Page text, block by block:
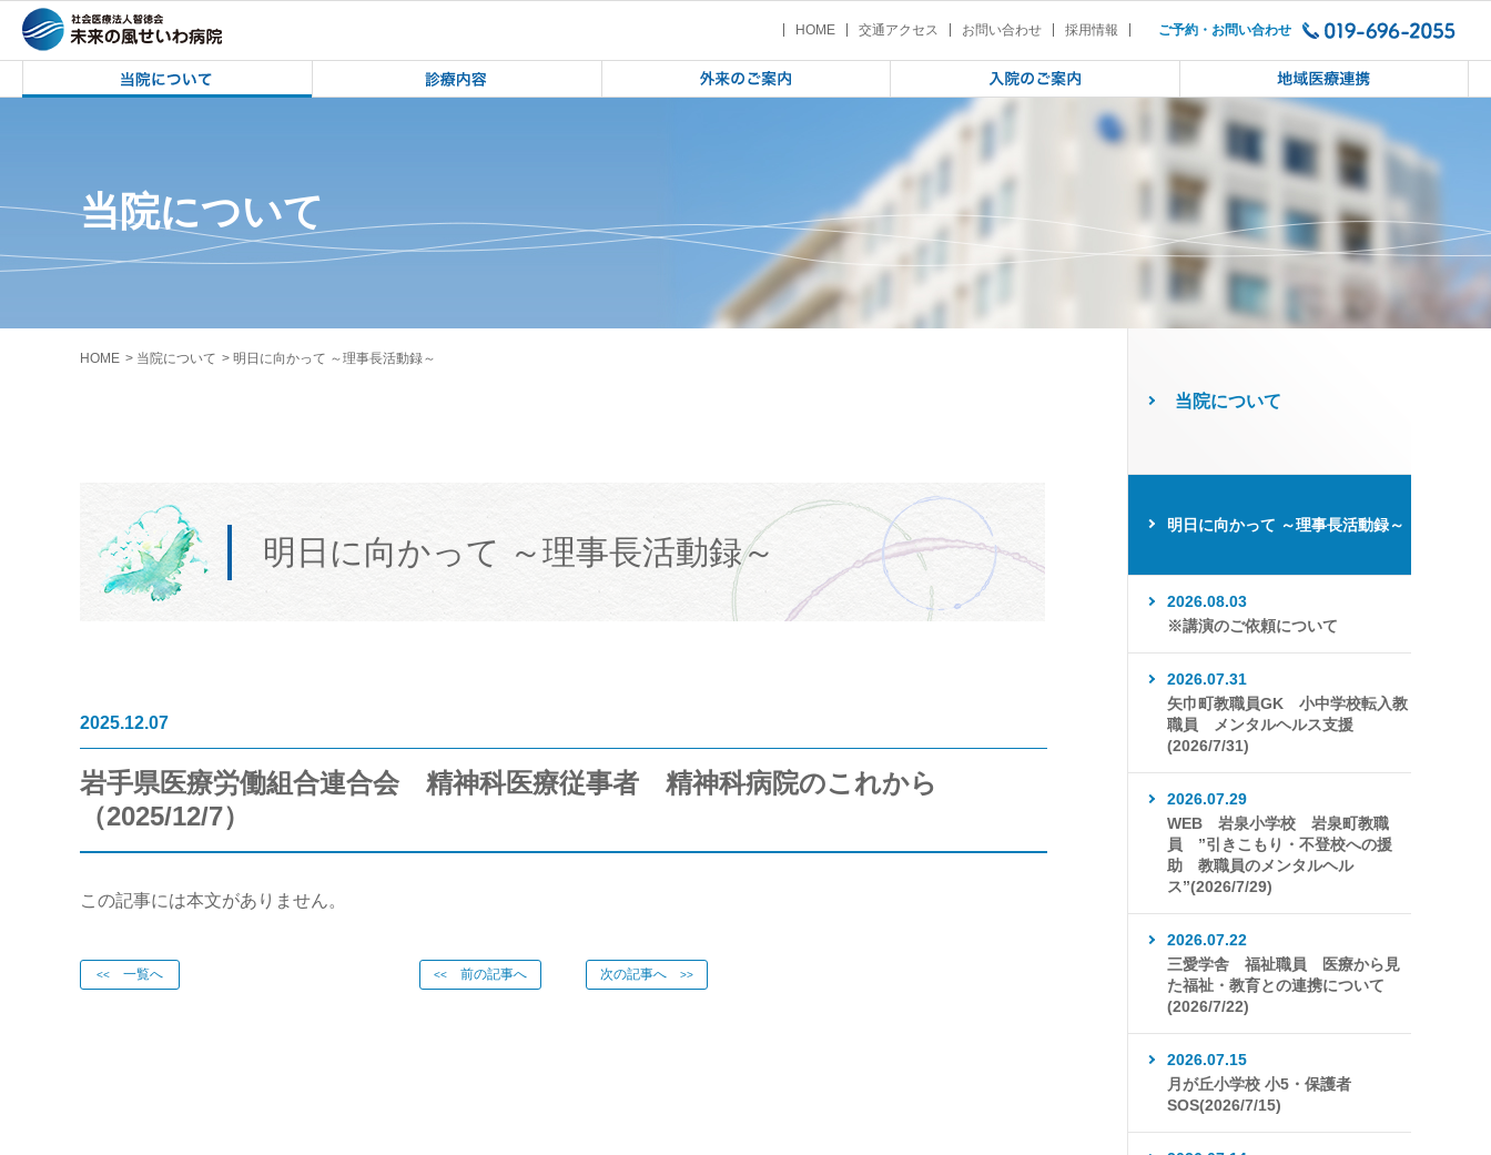
未来の風せいわ病院 | 岩手県医療労働組合連合会 精神科医療従事者 精神科病院のこれから（2025/12/7）
未来の風せいわ病院 | 岩手県医療労働組合連合会 精神科医療従事者 精神科病院のこれ
HOME 交通アクセス お問い合わせ 採用情報 ご予約・お問い合わせ
当院について
HOME 当院について 明日に向かって ～理事長活動録～
明日に向かって ～理事長活動録～
2025.12.07
岩手県医療労働組合連合会 精神科医療従事者 精神科病院のこれから
（2025/12/7）
この記事には本文がありません。
<< 前の記事へ 次の記事へ >>
<< 一覧へ
当院について
明日に向かって ～理事長活動録～
2026.08.03
※講演のご依頼について
2026.07.31
矢巾町教職員GK 小中学校転入教
職員 メンタルヘルス支援
(2026/7/31)
2026.07.29
WEB 岩泉小学校 岩泉町教職
員 ”引きこもり・不登校への援
助 教職員のメンタルヘル
ス”(2026/7/29)
2026.07.22
三愛学舎 福祉職員 医療から見
た福祉・教育との連携について
(2026/7/22)
2026.07.15
月が丘小学校 小5・保護者
SOS(2026/7/15)